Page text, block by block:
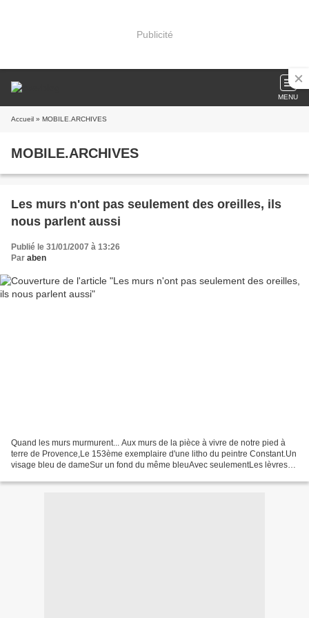
Publicité
MENU
Accueil » MOBILE.ARCHIVES
MOBILE.ARCHIVES
Les murs n'ont pas seulement des oreilles, ils
nous parlent aussi
Publié le 31/01/2007 à 13:26
Par aben
Quand les murs murmurent... Aux murs de la pièce à vivre de notre pied à
terre de Provence,Le 153ème exemplaire d'une litho du peintre Constant.Un
visage bleu de dameSur un fond du même bleuAvec seulementLes lèvres